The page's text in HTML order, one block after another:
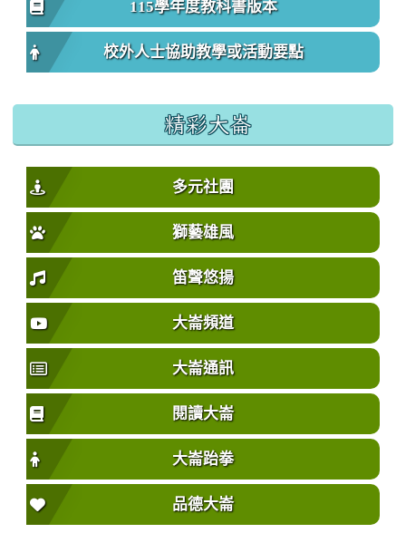
115學年度教科書版本
校外人士協助教學或活動要點
精彩大崙
多元社團
獅藝雄風
笛聲悠揚
大崙頻道
大崙通訊
閱讀大崙
大崙跆拳
品德大崙